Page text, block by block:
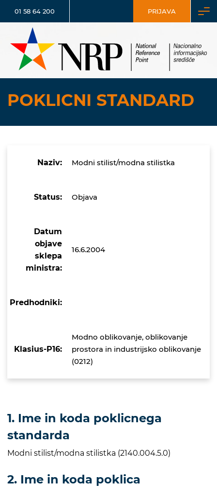
01 58 64 200 PRIJAVA
POKLICNI STANDARD
Naziv: Modni stilist/modna stilistka
Status: Objava
Datum
objave
sklepa
ministra:
16.6.2004
Predhodniki:
Klasius-P16:
Modno oblikovanje, oblikovanje
prostora in industrijsko oblikovanje
(0212)
1. Ime in koda poklicnega
standarda
Modni stilist/modna stilistka (2140.004.5.0)
2. Ime in koda poklica